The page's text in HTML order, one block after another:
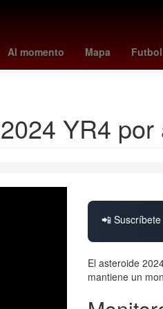
Al momento Mapa Futbol
tigers - blue jays a que
YR4
📲
El asteroide
mantiene un